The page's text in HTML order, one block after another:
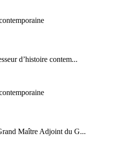
d’histoire contem...
Maître Adjoint du G...